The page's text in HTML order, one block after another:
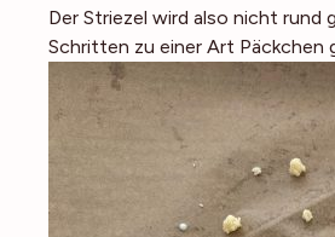
Der Striezel wird also nicht rund
Schritten zu einer Art Päckchen